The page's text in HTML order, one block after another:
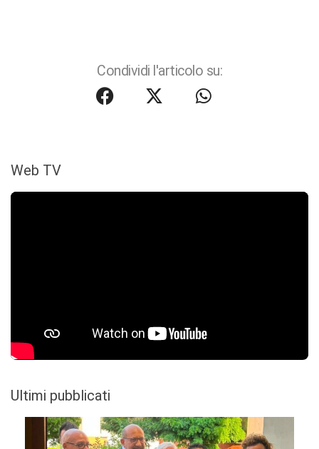
Condividi l'articolo su:
Web TV
Ultimi pubblicati